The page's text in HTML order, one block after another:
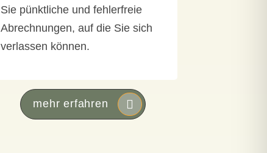
Sie pünktliche und fehlerfreie
Abrechnungen, auf die Sie sich
verlassen können.
mehr erfahren